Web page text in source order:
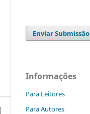
Enviar Submissão
Informações
Para Leitores
Para Autores